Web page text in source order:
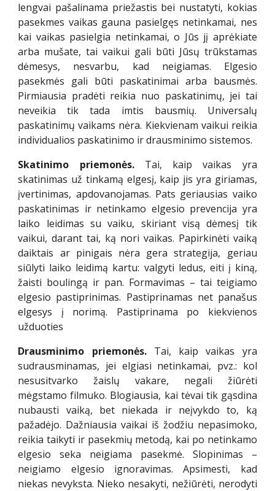
lengvai pašalinama priežastis bei nustatyti, kokias
pasekmes vaikas gauna pasielgęs netinkamai, nes
kai vaikas pasielgia netinkamai, o Jūs jį aprėkiate
arba mušate, tai vaikui gali būti Jūsų trūkstamas
dėmesys, nesvarbu, kad neigiamas. Elgesio
pasekmės gali būti paskatinimai arba bausmės.
Pirmiausia pradėti reikia nuo paskatinimų, jei tai
neveikia tik tada imtis bausmių. Universalų
paskatinimų vaikams nėra. Kiekvienam vaikui reikia
individualios paskatinimo ir drausminimo sistemos.
Skatinimo priemonės.Tai, kaip vaikas yra
skatinimas už tinkamą elgesį, kaip jis yra giriamas,
įvertinimas, apdovanojamas. Pats geriausias vaiko
paskatinimas ir netinkamo elgesio prevencija yra
laiko leidimas su vaiku, skiriant visą dėmesį tik
vaikui, darant tai, ką nori vaikas. Papirkinėti vaiką
daiktais ar pinigais nėra gera strategija, geriau
siūlyti laiko leidimą kartu: valgyti ledus, eiti į kiną,
žaisti boulingą ir pan. Formavimas – tai teigiamo
elgesio pastiprinimas. Pastiprinamas net panašus
elgesys į norimą. Pastiprinama po kiekvienos
užduoties
Drausminimo priemonės.Tai, kaip vaikas yra
sudrausminamas, jei elgiasi netinkamai, pvz.: kol
nesusitvarko žaislų vakare, negali žiūrėti
mėgstamo filmuko. Blogiausia, kai tėvai tik gąsdina
nubausti vaiką, bet niekada ir neįvykdo to, ką
pažadėjo. Dažniausia vaikai iš žodžiu nepasimoko,
reikia taikyti ir pasekmių metodą, kai po netinkamo
elgesio seka neigiama pasekmė. Slopinimas –
neigiamo elgesio ignoravimas. Apsimesti, kad
niekas nevyksta. Nieko nesakyti, nežiūrėti, nerodyti